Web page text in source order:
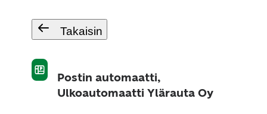
Takaisin
Postin automaatti,
Ulkoautomaatti Ylärauta Oy